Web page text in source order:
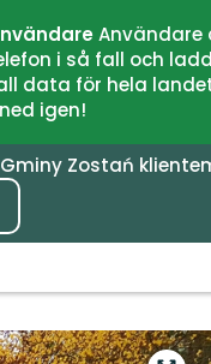
Användare
i så fall och
data för hela
igen!
Gminy Zostań